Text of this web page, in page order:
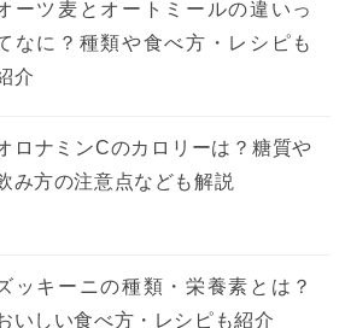
ーツ麦とオートミールの違いっ
なに？種類や食べ方・レシピも
介
ロナミンCのカロリーは？糖質や
み方の注意点なども解説
ッキーニの種類・栄養素とは？
いしい食べ方・レシピも紹介